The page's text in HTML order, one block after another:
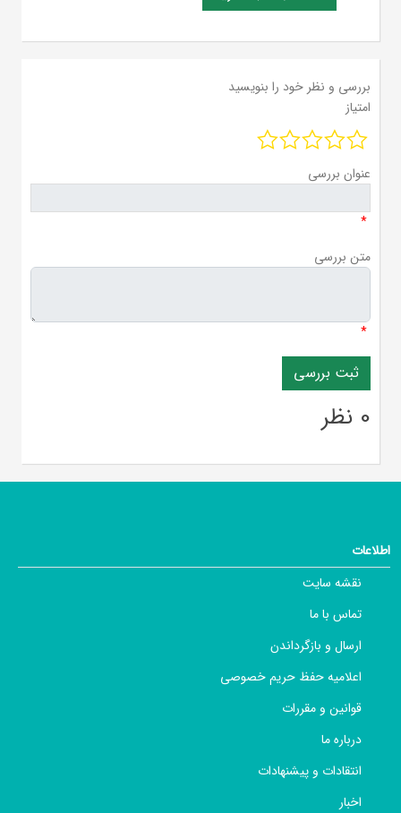
بررسی و نظر خود را بنویسید
امتیاز
عنوان بررسی
*
متن بررسی
*
0 نظر
اطلاعات
نقشه سایت
تماس با ما
ارسال و بازگرداندن
اعلامیه حفظ حریم خصوصی
قوانین و مقررات
درباره ما
انتقادات و پیشنهادات
اخبار